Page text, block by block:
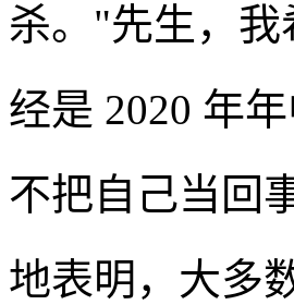
杀。"先生，
经是 2020 年
不把自己当回
地表明，大多